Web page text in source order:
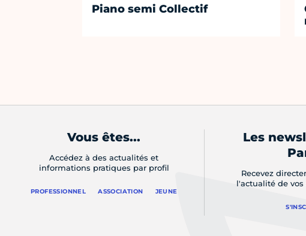
Piano semi Collectif
Vous êtes...
Accédez à des actualités et
informations pratiques par profil
PROFESSIONNEL ASSOCIATION JEUNE
Les
Recevez
l'actualité de